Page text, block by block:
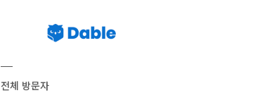
전체 방문자